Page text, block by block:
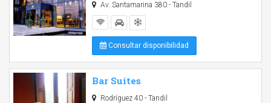
Av. Santamarina 380 - Tandil
Consultar disponibilidad
Bar Suites
Rodríguez 40 - Tandil